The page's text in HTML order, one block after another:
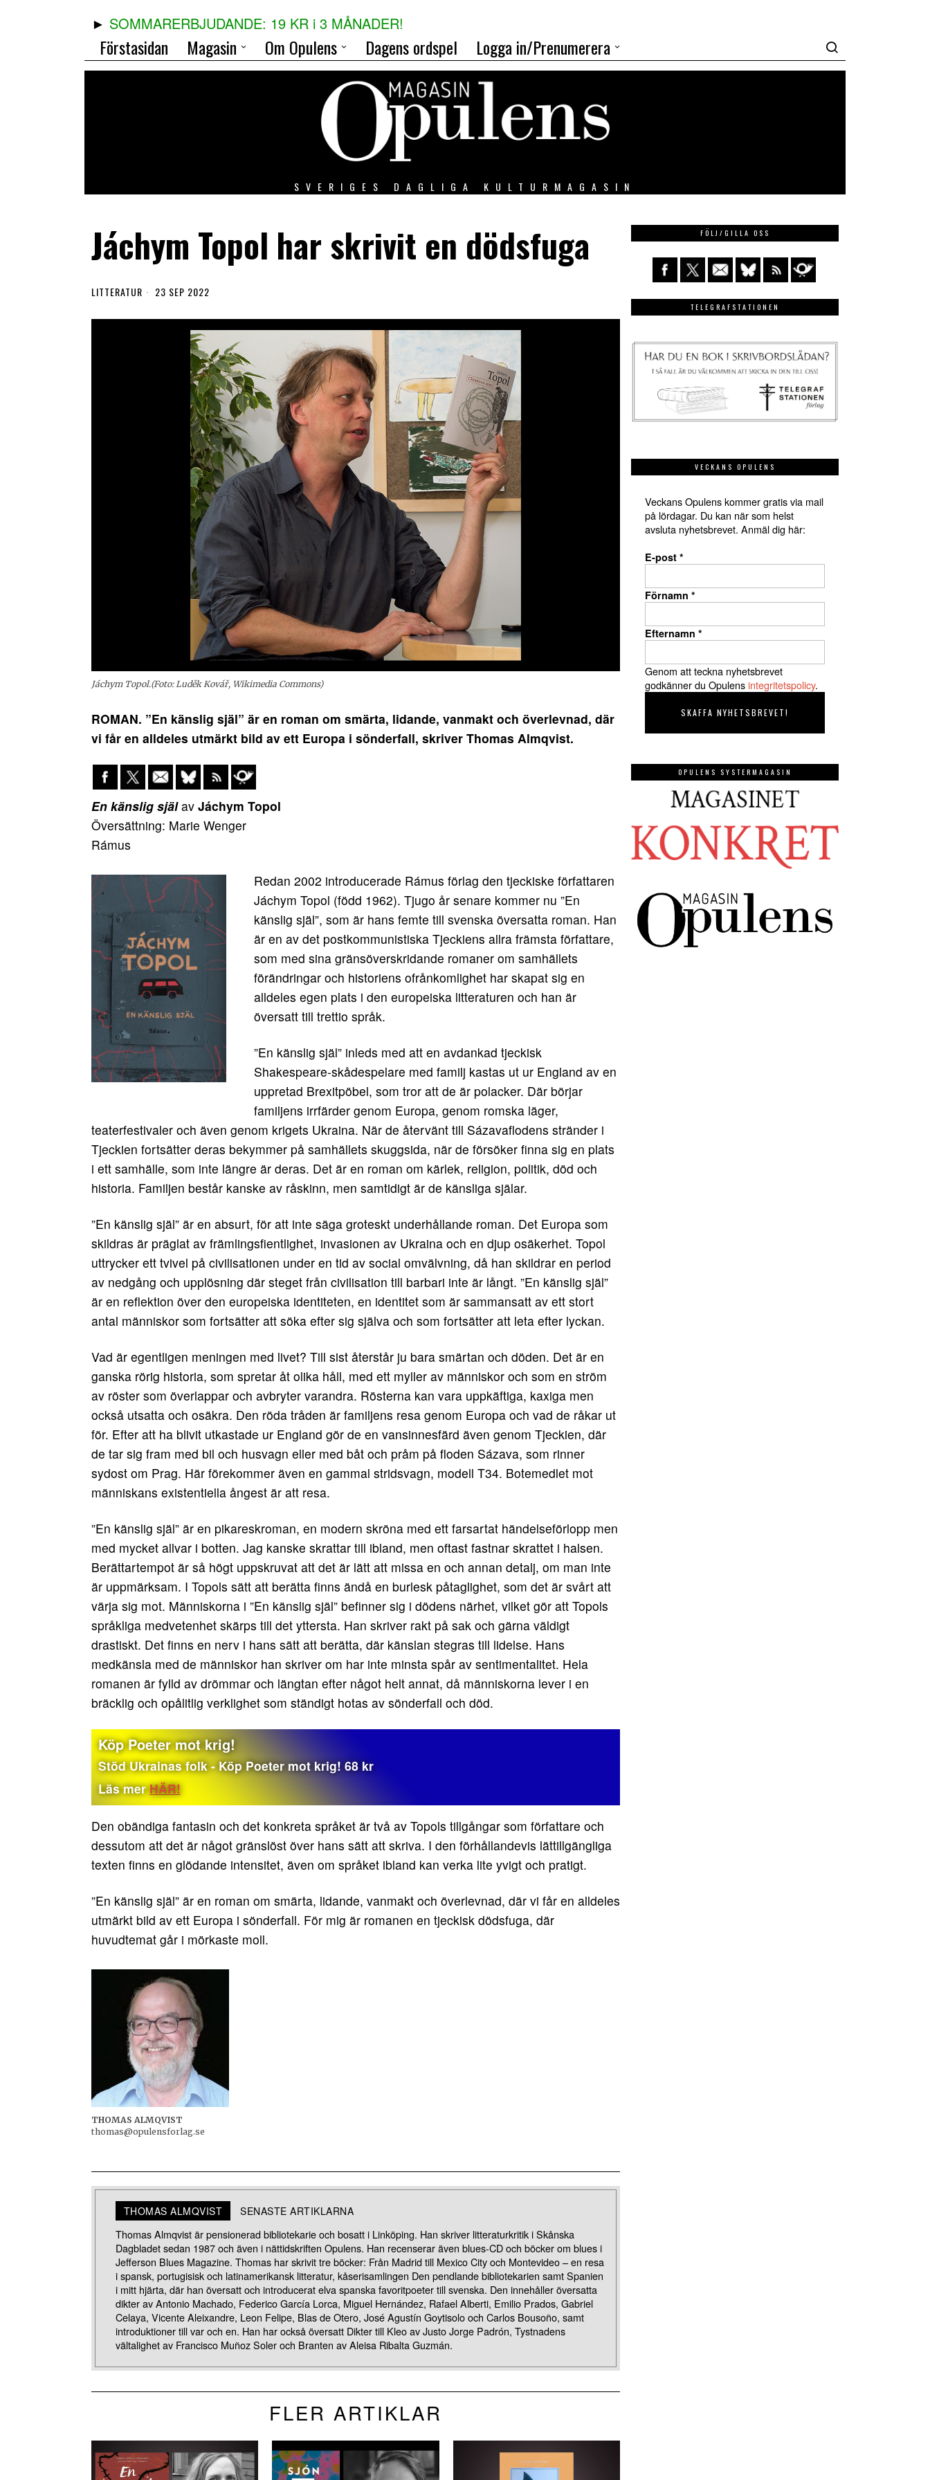
SOMMARERBJUDANDE: 19 KR i 3 MÅNADER!
Förstasidan Magasin Om Opulens Dagens ordspel Logga in/Prenumerera
SVERIGES DAGLIGA KULTURMAGASIN
Jáchym Topol har skrivit en dödsfuga
LITTERATUR 23 SEP 2022
Jáchym Topol.(Foto: Luděk Kovář, Wikimedia Commons)
ROMAN. ”En känslig själ” är en roman om smärta, lidande, vanmakt och överlevnad, där
vi får en alldeles utmärkt bild av ett Europa i sönderfall, skriver Thomas Almqvist.
En känslig själav Jáchym Topol
Översättning: Marie Wenger
Rámus
Redan 2002 introducerade Rámus förlag den tjeckiske författaren
Jáchym Topol (född 1962). Tjugo år senare kommer nu ”En
känslig själ”, som är hans femte till svenska översatta roman. Han
är en av det postkommunistiska Tjeckiens allra främsta författare,
som med sina gränsöverskridande romaner om samhällets
förändringar och historiens ofrånkomlighet har skapat sig en
alldeles egen plats i den europeiska litteraturen och han är
översatt till trettio språk.
”En känslig själ” inleds med att en avdankad tjeckisk
Shakespeare-skådespelare med familj kastas ut ur England av en
uppretad Brexitpöbel, som tror att de är polacker. Där börjar
familjens irrfärder genom Europa, genom romska läger,
teaterfestivaler och även genom krigets Ukraina. När de återvänt till Sázavaflodens stränder i
Tjeckien fortsätter deras bekymmer på samhällets skuggsida, när de försöker finna sig en plats
i ett samhälle, som inte längre är deras. Det är en roman om kärlek, religion, politik, död och
historia. Familjen består kanske av råskinn, men samtidigt är de känsliga själar.
”En känslig själ” är en absurt, för att inte säga groteskt underhållande roman. Det Europa som
skildras är präglat av främlingsfientlighet, invasionen av Ukraina och en djup osäkerhet. Topol
uttrycker ett tvivel på civilisationen under en tid av social omvälvning, då han skildrar en period
av nedgång och upplösning där steget från civilisation till barbari inte är långt. ”En känslig själ”
är en reflektion över den europeiska identiteten, en identitet som är sammansatt av ett stort
antal människor som fortsätter att söka efter sig själva och som fortsätter att leta efter lyckan.
Vad är egentligen meningen med livet? Till sist återstår ju bara smärtan och döden. Det är en
ganska rörig historia, som spretar åt olika håll, med ett myller av människor och som en ström
av röster som överlappar och avbryter varandra. Rösterna kan vara uppkäftiga, kaxiga men
också utsatta och osäkra. Den röda tråden är familjens resa genom Europa och vad de råkar ut
för. Efter att ha blivit utkastade ur England gör de en vansinnesfärd även genom Tjeckien, där
de tar sig fram med bil och husvagn eller med båt och pråm på floden Sázava, som rinner
sydost om Prag. Här förekommer även en gammal stridsvagn, modell T34. Botemedlet mot
människans existentiella ångest är att resa.
”En känslig själ” är en pikareskroman, en modern skröna med ett farsartat händelseförlopp men
med mycket allvar i botten. Jag kanske skrattar till ibland, men oftast fastnar skrattet i halsen.
Berättartempot är så högt uppskruvat att det är lätt att missa en och annan detalj, om man inte
är uppmärksam. I Topols sätt att berätta finns ändå en burlesk påtaglighet, som det är svårt att
värja sig mot. Människorna i ”En känslig själ” befinner sig i dödens närhet, vilket gör att Topols
språkliga medvetenhet skärps till det yttersta. Han skriver rakt på sak och gärna väldigt
drastiskt. Det finns en nerv i hans sätt att berätta, där känslan stegras till lidelse. Hans
medkänsla med de människor han skriver om har inte minsta spår av sentimentalitet. Hela
romanen är fylld av drömmar och längtan efter något helt annat, då människorna lever i en
bräcklig och opålitlig verklighet som ständigt hotas av sönderfall och död.
Köp Poeter mot krig!
Stöd Ukrainas folk - Köp Poeter mot krig! 68 kr
Läs merHÄR!
Den obändiga fantasin och det konkreta språket är två av Topols tillgångar som författare och
dessutom att det är något gränslöst över hans sätt att skriva. I den förhållandevis lättillgängliga
texten finns en glödande intensitet, även om språket ibland kan verka lite yvigt och pratigt.
”En känslig själ” är en roman om smärta, lidande, vanmakt och överlevnad, där vi får en alldeles
utmärkt bild av ett Europa i sönderfall. För mig är romanen en tjeckisk dödsfuga, där
huvudtemat går i mörkaste moll.
THOMAS ALMQVIST
thomas@opulensforlag.se
THOMAS ALMQVIST SENASTE ARTIKLARNA
Thomas Almqvist är pensionerad bibliotekarie och bosatt i Linköping. Han skriver litteraturkritik i Skånska
Dagbladet sedan 1987 och även i nättidskriften Opulens. Han recenserar även blues-CD och böcker om blues i
Jefferson Blues Magazine. Thomas har skrivit tre böcker: Från Madrid till Mexico City och Montevideo – en resa
i spansk, portugisisk och latinamerikansk litteratur, kåserisamlingen Den pendlande bibliotekarien samt Spanien
i mitt hjärta, där han översatt och introducerat elva spanska favoritpoeter till svenska. Den innehåller översatta
dikter av Antonio Machado, Federico García Lorca, Miguel Hernández, Rafael Alberti, Emilio Prados, Gabriel
Celaya, Vicente Aleixandre, Leon Felipe, Blas de Otero, José Agustín Goytisolo och Carlos Bousoño, samt
introduktioner till var och en. Han har också översatt Dikter till Kleo av Justo Jorge Padrón, Tystnadens
vältalighet av Francisco Muñoz Soler och Branten av Aleisa Ribalta Guzmán.
FLER ARTIKLAR
FÖLJ/GILLA OSS
TELEGRAFSTATIONEN
VECKANS OPULENS
Veckans Opulens kommer gratis via mail
på lördagar. Du kan när som helst
avsluta nyhetsbrevet. Anmäl dig här:
E-post *
Förnamn *
Efternamn *
Genom att teckna nyhetsbrevet
godkänner du Opulensintegritetspolicy.
OPULENS SYSTERMAGASIN